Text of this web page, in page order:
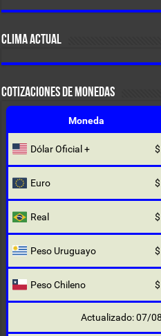
CLIMA ACTUAL
COTIZACIONES DE MONEDAS
Moneda
Dólar Oficial +
Euro
Real
Peso Uruguayo
Peso Chileno
Actualizado: 07/